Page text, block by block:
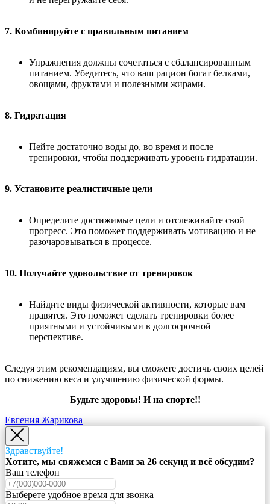
7. Комбинируйте с правильным питанием
Упражнения должны сочетаться с сбалансированным
питанием. Убедитесь, что ваш рацион богат белками,
овощами, фруктами и полезными жирами.
8. Гидратация
Пейте достаточно воды до, во время и после
тренировки, чтобы поддерживать уровень гидратации.
9. Установите реалистичные цели
Определите достижимые цели и отслеживайте свой
прогресс. Это поможет поддерживать мотивацию и не
разочаровываться в процессе.
10. Получайте удовольствие от тренировок
Найдите виды физической активности, которые вам
нравятся. Это поможет сделать тренировки более
приятными и устойчивыми в долгосрочной
перспективе.
Следуя этим рекомендациям, вы сможете достичь своих целей
по снижению веса и улучшению физической формы.
Будьте здоровы! И на спорте!!
Евгения Жарикова
Здравствуйте!
Хотите, мы свяжемся с Вами за 26 секунд и всё обсудим?
Ваш телефон
Выберете удобное время для звонка